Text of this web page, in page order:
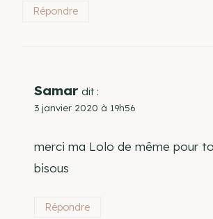
Répondre
Samar dit :
3 janvier 2020 à 19h56
merci ma Lolo de même pour
bisous
Répondre